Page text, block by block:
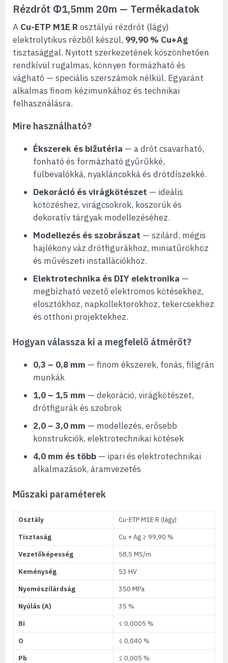
Rézdrót Φ1,5mm 20m — Termékadatok
A Cu-ETP M1E R osztályú rézdrót (lágy)
elektrolytikus rézből készül, 99,90 % Cu+Ag
tisztasággal. Nyitott szerkezetének köszönhetően
rendkívül rugalmas, könnyen formázható és
vágható — speciális szerszámok nélkül. Egyaránt
alkalmas finom kézimunkához és technikai
felhasználásra.
Mire használható?
Ékszerek és bižutéria — a drót csavarható,
fonható és formázható gyűrűkké,
fülbevalókká, nyakláncokká és drótdíszekké.
Dekoráció és virágkötészet — ideális
kötözéshez, virágcsokrok, koszorúk és
dekoratív tárgyak modellezéséhez.
Modellezés és szobrászat — szilárd, mégis
hajlékony váz drótfigurákhoz, miniatűrökhöz
és művészeti installációkhoz.
Elektrotechnika és DIY elektronika —
megbízható vezető elektromos kötésekhez,
elosztókhoz, napkollektorokhoz, tekercsekhez
és otthoni projektekhez.
Hogyan válassza ki a megfelelő átmérőt?
0,3 – 0,8 mm — finom ékszerek, fonás, filigrán
munkák
1,0 – 1,5 mm — dekoráció, virágkötészet,
drótfigurák és szobrok
2,0 – 3,0 mm — modellezés, erősebb
konstrukciók, elektrotechnikai kötések
4,0 mm és több — ipari és elektrotechnikai
alkalmazások, áramvezetés
Műszaki paraméterek
Osztály
Cu-ETP M1E R (lágy)
Tisztaság
Cu + Ag ≥ 99,90 %
Vezetőképesség
58,5 MS/m
Keménység
53 HV
Nyomószilárdság
350 MPa
Nyúlás (A)
35 %
Bi
≤ 0,0005 %
O
≤ 0,040 %
Pb
≤ 0,005 %